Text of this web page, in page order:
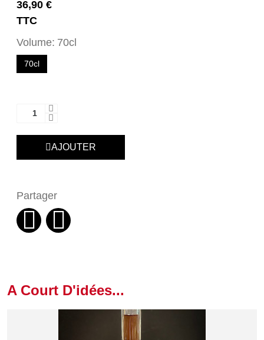
36,90 €
TTC
Volume 70cl
70cl
AJOUTER
Partager
A Court D'idées...